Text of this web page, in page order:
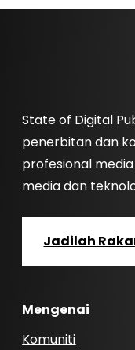
State of Digital
penerbitan dan
profesional
media dan
Jadilah
Mengenai
Komuniti